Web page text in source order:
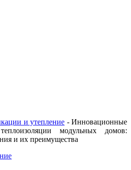
и утепление - Инновационные
модульных домов:
и их преимущества